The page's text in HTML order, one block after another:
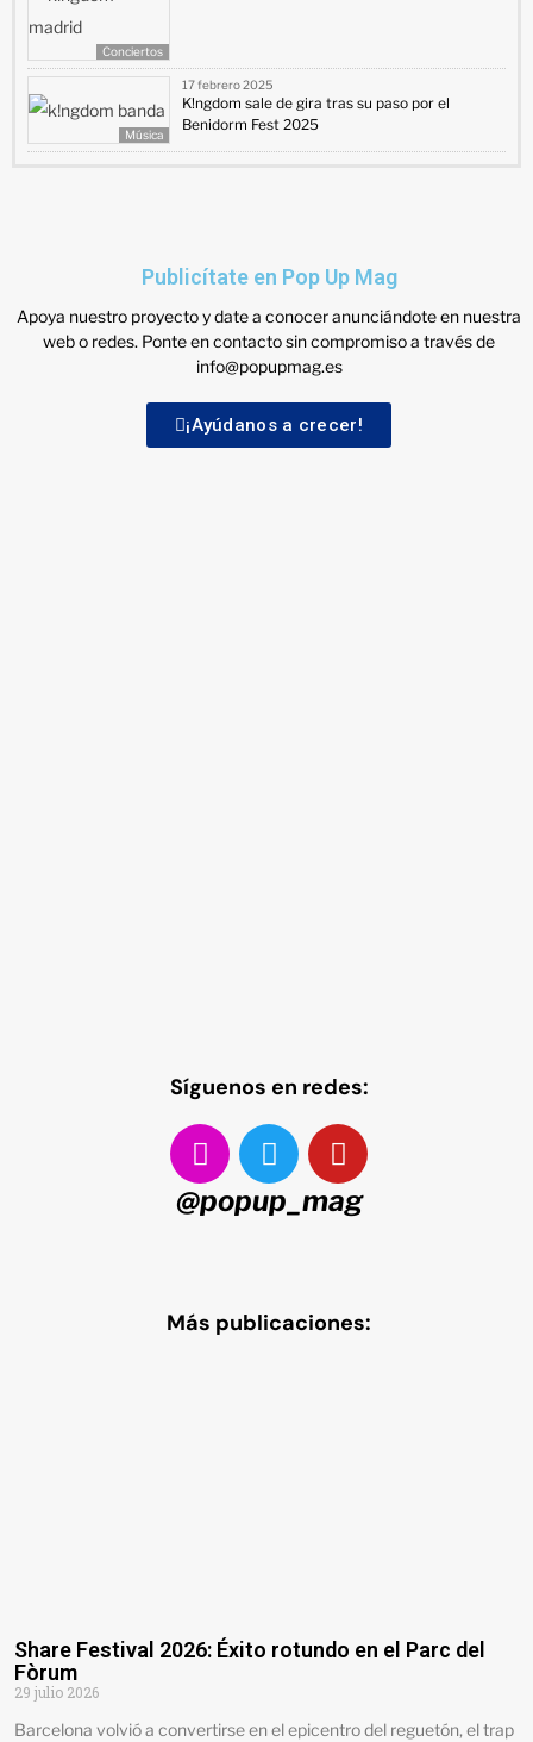
Conciertos
Música
17 febrero 2025
K!ngdom sale de gira tras su paso por el
Benidorm Fest 2025
Publicítate en Pop Up Mag
Apoya nuestro proyecto y date a conocer anunciándote en nuestra
web o redes. Ponte en contacto sin compromiso a través de
info@popupmag.es
¡Ayúdanos a crecer!
Síguenos en redes:
@popup_mag
Más publicaciones:
Share Festival 2026: Éxito rotundo en el Parc del
Fòrum
29 julio 2026
Barcelona volvió a convertirse en el epicentro del reguetón, el trap